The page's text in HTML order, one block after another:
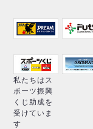
私たちはス
ポーツ振興
くじ助成を
受けていま
す